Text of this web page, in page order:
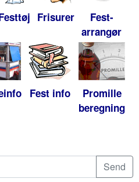
Frisurer
Fest-
arrangør
Fest info
Promille
beregning